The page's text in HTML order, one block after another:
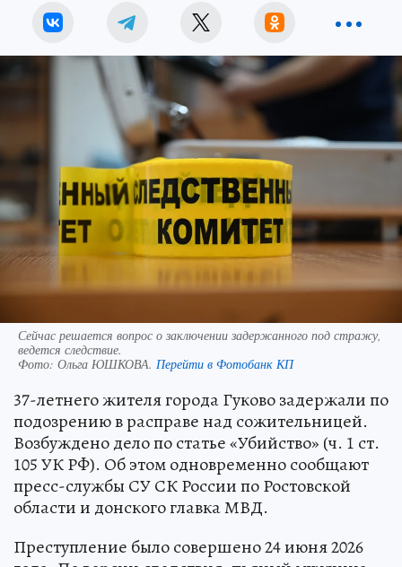
Сейчас решается вопрос о заключении задержанного под стражу,
ведется следствие.
Фото: Ольга ЮШКОВА. Перейти в Фотобанк КП
37-летнего жителя города Гуково задержали по
подозрению в расправе над сожительницей.
Возбуждено дело по статье «Убийство» (ч. 1 ст.
105 УК РФ). Об этом одновременно сообщают
пресс-службы СУ СК России по Ростовской
области и донского главка МВД.
Преступление было совершено 24 июня 2026